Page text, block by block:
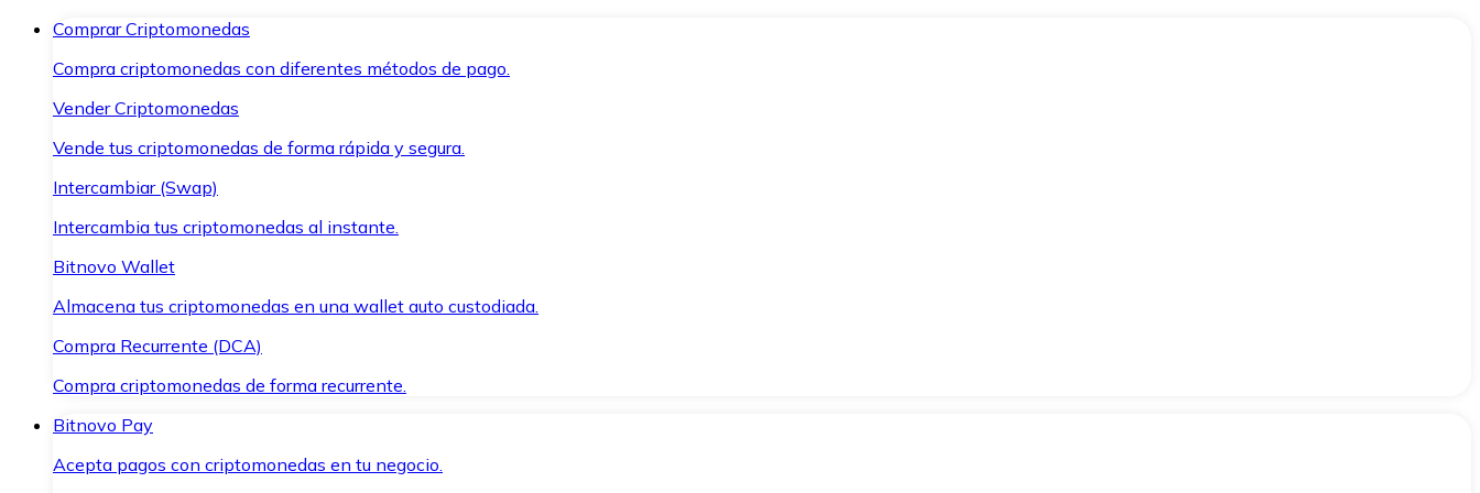
Comprar Criptomonedas
Compra criptomonedas con diferentes métodos de pago.
Vender Criptomonedas
Vende tus criptomonedas de forma rápida y segura.
Intercambiar (Swap)
Intercambia tus criptomonedas al instante.
Bitnovo Wallet
Almacena tus criptomonedas en una wallet auto custodiada.
Compra Recurrente (DCA)
Compra criptomonedas de forma recurrente.
Bitnovo Pay
Acepta pagos con criptomonedas en tu negocio.